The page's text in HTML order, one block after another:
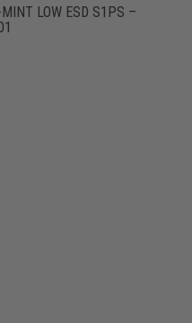
LOW ESD S1PS –